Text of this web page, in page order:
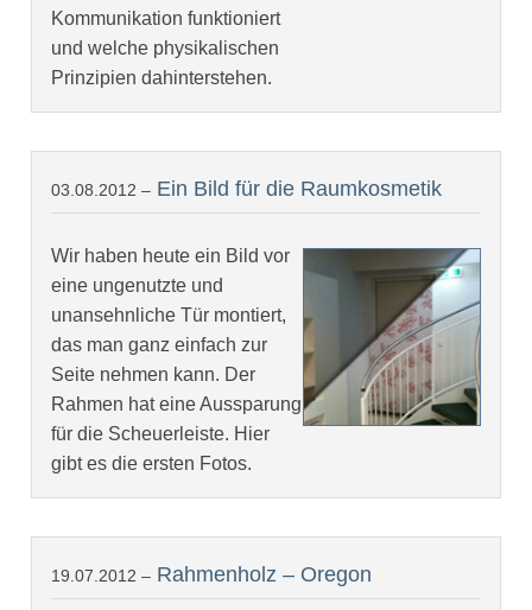
Kommunikation funktioniert
und welche physikalischen
Prinzipien dahinterstehen.
03.08.2012 – Ein Bild für die Raumkosmetik
Wir haben heute ein Bild vor
eine ungenutzte und
unansehnliche Tür montiert,
das man ganz einfach zur
Seite nehmen kann. Der
Rahmen hat eine Aussparung
für die Scheuerleiste. Hier
gibt es die ersten Fotos.
19.07.2012 – Rahmenholz – Oregon